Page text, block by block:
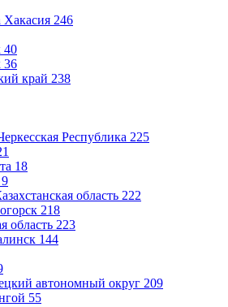
Хакасия 246
40
36
край 238
Республика 225
18
9
область 222
218
область 223
144
автономный округ 209
55